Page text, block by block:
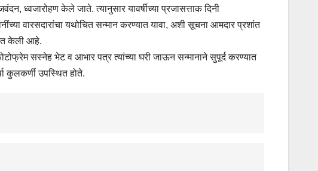
ध्वजारोहण केले जाते. त्यानुसार यावर्षीच्या प्रजासत्ताक दिनी
वारसदारांचा यथोचित सन्मान करण्यात यावा, अशी सूचना आमदार प्रशांत
केली आहे.
सस्नेह भेट व आभार पत्र त्यांच्या घरी जाऊन सन्मानाने सुपूर्द करण्यात
कुलकर्णी उपस्थित होते.